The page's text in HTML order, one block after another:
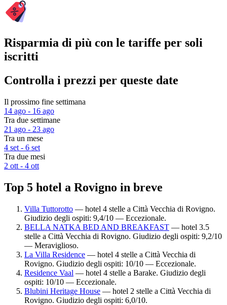
Risparmia di più con le tariffe per soli
iscritti
Controlla i prezzi per queste date
Il prossimo fine settimana
14 ago - 16 ago
Tra due settimane
21 ago - 23 ago
Tra un mese
4 set - 6 set
Tra due mesi
2 ott - 4 ott
Top 5 hotel a Rovigno in breve
Villa Tuttorotto — hotel 4 stelle a Città Vecchia di Rovigno.
Giudizio degli ospiti: 9,4/10 — Eccezionale.
BELLA NATKA BED AND BREAKFAST — hotel 3.5
stelle a Città Vecchia di Rovigno. Giudizio degli ospiti: 9,2/10
— Meraviglioso.
La Villa Residence — hotel 4 stelle a Città Vecchia di
Rovigno. Giudizio degli ospiti: 10/10 — Eccezionale.
Residence Vaal — hotel 4 stelle a Barake. Giudizio degli
ospiti: 10/10 — Eccezionale.
Blubini Heritage House — hotel 2 stelle a Città Vecchia di
Rovigno. Giudizio degli ospiti: 6,0/10.